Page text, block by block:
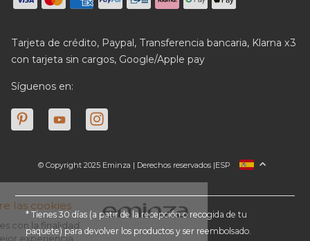
Tarjeta de crédito, Paypal, Transferencia bancaria, Klarna x3
con tarjeta sin cargos, Google/Apple pay
Síguenos en:
© Copyright 2025 Eminza | Derechos reservados |
FRANCIA
ALEMANIA
PAÍSES BAJOS
ESP
* Tienes 30 días (a patir de la recepción o recogida de tu
paquete) para devolver los productos y ser reembolsado.